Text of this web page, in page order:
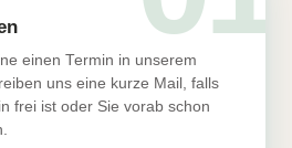
einen Termin in unserem
uns eine kurze Mail, falls
frei ist oder Sie vorab schon